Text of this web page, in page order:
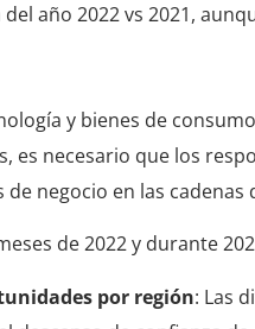
año 2022 vs 2021,
y bienes de
es necesario que los
negocio en las
de 2022 y durante
por región: Las